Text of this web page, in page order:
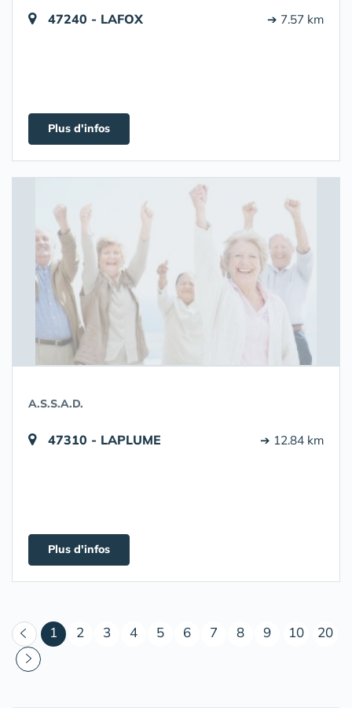
47240 - LAFOX ➔ 7.57 km
Plus d'infos
A.S.S.A.D.
47310 - LAPLUME ➔ 12.84 km
Plus d'infos
1 (courant)
2 3 4 5 6 7 8 9 10 20